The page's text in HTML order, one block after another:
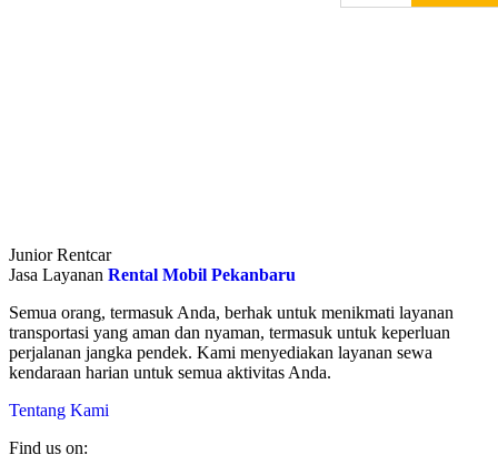
Junior Rentcar
Jasa Layanan Rental Mobil Pekanbaru
Semua orang, termasuk Anda, berhak untuk menikmati layanan
transportasi yang aman dan nyaman, termasuk untuk keperluan
perjalanan jangka pendek. Kami menyediakan layanan sewa
kendaraan harian untuk semua aktivitas Anda.
Tentang Kami
Find us on: